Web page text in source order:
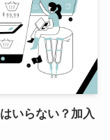
いらない？加入